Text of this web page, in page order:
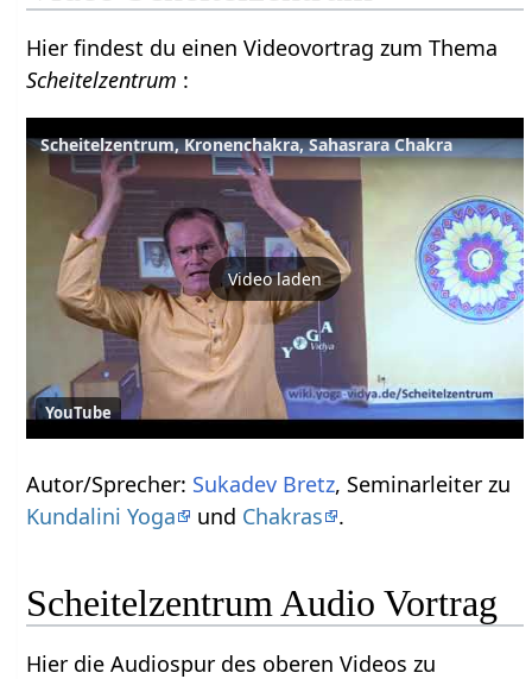
Hier findest du einen Videovortrag zum Thema
Scheitelzentrum :
Scheitelzentrum, Kronenchakra, Sahasrara Chakra
Video laden
YouTube
Autor/Sprecher: Sukadev Bretz, Seminarleiter zu
Kundalini Yoga
und Chakras .
Scheitelzentrum Audio Vortrag
Hier die Audiospur des oberen Videos zu